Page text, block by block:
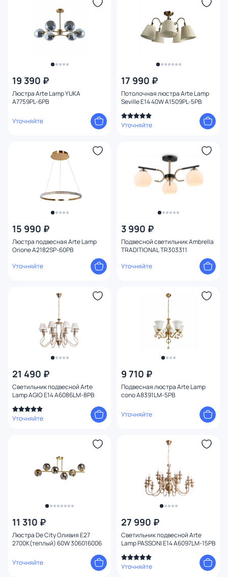
19 390 ₽
Люстра Arte Lamp YUKA
A7759PL-6PB
Уточняйте
17 990 ₽
Потолочная люстра Arte Lamp
Seville E14 40W A1509PL-5PB
Уточняйте
15 990 ₽
Люстра подвесная Arte Lamp
Orione A2182SP-60PB
Уточняйте
3 990 ₽
Подвесной светильник Ambrella
TRADITIONAL TR303311
Уточняйте
21 490 ₽
Светильник подвесной Arte
Lamp AGIO E14 A6086LM-8PB
Уточняйте
9 710 ₽
Подвесная люстра Arte Lamp
cono A8391LM-5PB
Уточняйте
11 310 ₽
Люстра De City Оливия E27
2700К(теплый) 60W 306016006
Уточняйте
27 990 ₽
Светильник подвесной Arte
Lamp PASSONI E14 A6097LM-15PB
Уточняйте